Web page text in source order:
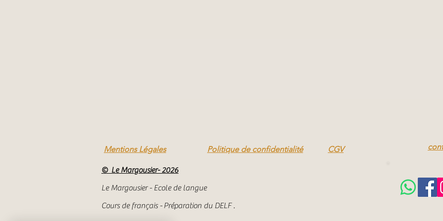
Mentions Légales Politique de confidentialité CGV
© Le Margousier- 2026
Le Margousier - Ecole de langue
Cours de français -Préparation du DELF .